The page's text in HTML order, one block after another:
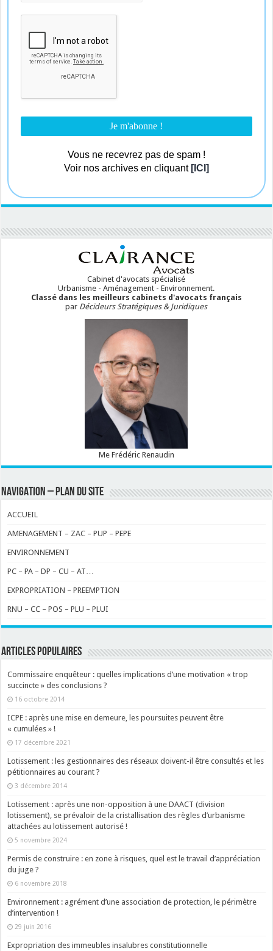
Vous ne recevrez pas de spam !
Voir nos archives en cliquant [ICI]
Cabinet d'avocats spécialisé
Urbanisme - Aménagement - Environnement.
Classé dans les meilleurs cabinets d'avocats français
par Décideurs Stratégiques & Juridiques
Me Frédéric Renaudin
NAVIGATION – PLAN DU SITE
ACCUEIL
AMENAGEMENT – ZAC – PUP – PEPE
ENVIRONNEMENT
PC – PA – DP – CU – AT…
EXPROPRIATION – PREEMPTION
RNU – CC – POS – PLU – PLUI
ARTICLES POPULAIRES
Commissaire enquêteur : quelles implications d’une motivation « trop
succincte » des conclusions ?
16 octobre 2014
ICPE : après une mise en demeure, les poursuites peuvent être
« cumulées » !
17 décembre 2021
Lotissement : les gestionnaires des réseaux doivent-il être consultés et les
pétitionnaires au courant ?
3 décembre 2014
Lotissement : après une non-opposition à une DAACT (division
lotissement), se prévaloir de la cristallisation des règles d’urbanisme
attachées au lotissement autorisé !
5 novembre 2024
Permis de construire : en zone à risques, quel est le travail d’appréciation
du juge ?
6 novembre 2018
Environnement : agrément d’une association de protection, le périmètre
d’intervention !
29 juin 2016
Expropriation des immeubles insalubres constitutionnelle